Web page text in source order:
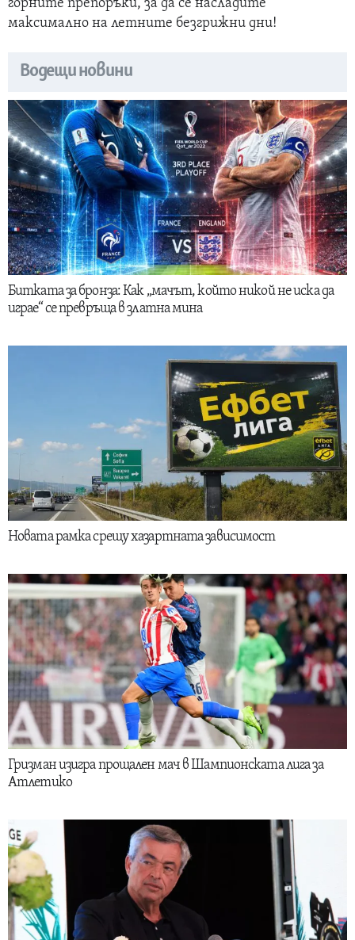
горните препоръки, за да се насладите
максимално на летните безгрижни дни!
Водещи новини
Битката за бронза: Как „мачът, който никой не иска да
играе“ се превръща в златна мина
Новата рамка срещу хазартната зависимост
Гризман изигра прощален мач в Шампионската лига за
Атлетико